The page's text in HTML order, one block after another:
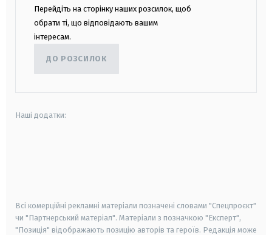
Перейдіть на сторінку наших розсилок, щоб
обрати ті, що відповідають вашим
інтересам.
ДО РОЗСИЛОК
Наші додатки:
Всі комерційні рекламні матеріали позначені словами "Спецпроєкт"
чи "Партнерський матеріал". Матеріали з позначкою "Експерт",
"Позиція" відображають позицію авторів та героїв. Редакція може